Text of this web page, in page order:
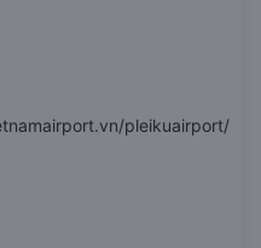
pleikuairport/